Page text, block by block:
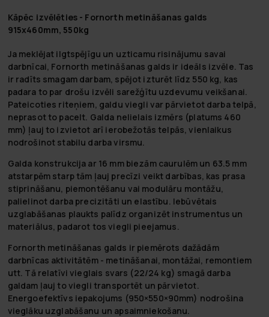
Kāpēc izvēlēties - Fornorth metināšanas galds
915x460mm, 550kg
Ja meklējat ilgtspējīgu un uzticamu risinājumu savai
darbnīcai, Fornorth metināšanas galds ir ideāls izvēle. Tas
ir radīts smagam darbam, spējot izturēt līdz 550 kg, kas
padara to par drošu izvēli sarežģītu uzdevumu veikšanai.
Pateicoties riteņiem, galdu viegli var pārvietot darba telpā,
neprasot to pacelt. Galda nelielais izmērs (platums 460
mm) ļauj to izvietot arī ierobežotās telpās, vienlaikus
nodrošinot stabilu darba virsmu.
Galda konstrukcija ar 16 mm biezām caurulēm un 63.5 mm
atstarpēm starp tām ļauj precīzi veikt darbības, kas prasa
stiprināšanu, piemontēšanu vai modulāru montāžu,
palielinot darba precizitāti un elastību. Iebūvētais
uzglabāšanas plaukts palīdz organizēt instrumentus un
materiālus, padarot tos viegli pieejamus.
Fornorth metināšanas galds ir piemērots dažādām
darbnīcas aktivitātēm - metināšanai, montāžai, remontiem
utt. Tā relatīvi vieglais svars (22/24 kg) smagā darba
galdam ļauj to viegli transportēt un pārvietot.
Energoefektīvs iepakojums (950×550×90mm) nodrošina
vieglāku uzglabāšanu un apsaimniekošanu.